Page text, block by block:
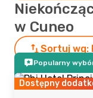
w Cuneo
Sortuj wg:
Popularny
Dostępny